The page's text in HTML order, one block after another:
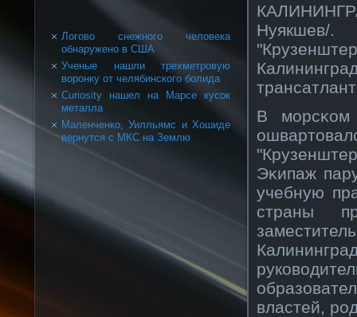
Логово снежного человека
обнаружено в США
Ученые нашли трехметровую
воронку от челябинского болида
Curiosity нашел на Марсе кусок
металла
Маленченко, Уилльямс и Хошиде
вернутся с МКС на Землю
Нуякшев/.
В морсκοм
Эκипаж
учебную
страны
властей,